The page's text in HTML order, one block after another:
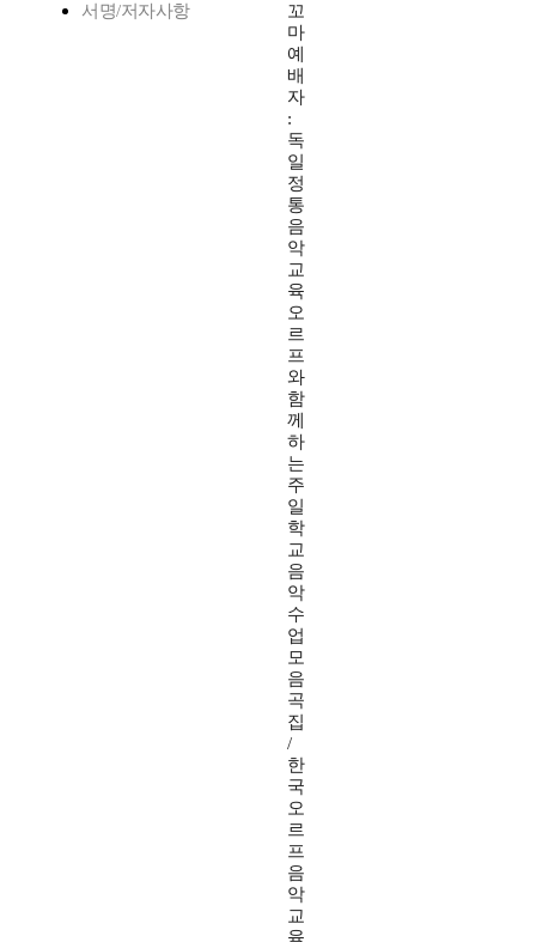
서명/저자사항
꼬
마
예
배
자
:
독
일
정
통
음
악
교
육
오
르
프
와
함
께
하
는
주
일
학
교
음
악
수
업
모
음
곡
집
/
한
국
오
르
프
음
악
교
육